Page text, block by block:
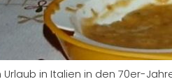
in Italien in den 70er-